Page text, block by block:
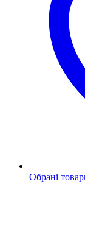
Обрані